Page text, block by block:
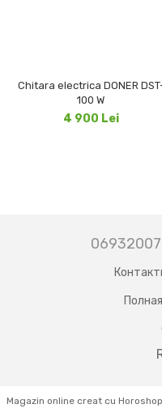
Chitara electrica DONER
100 W
4 900 Lei
Magazin online creat cu Horoshop